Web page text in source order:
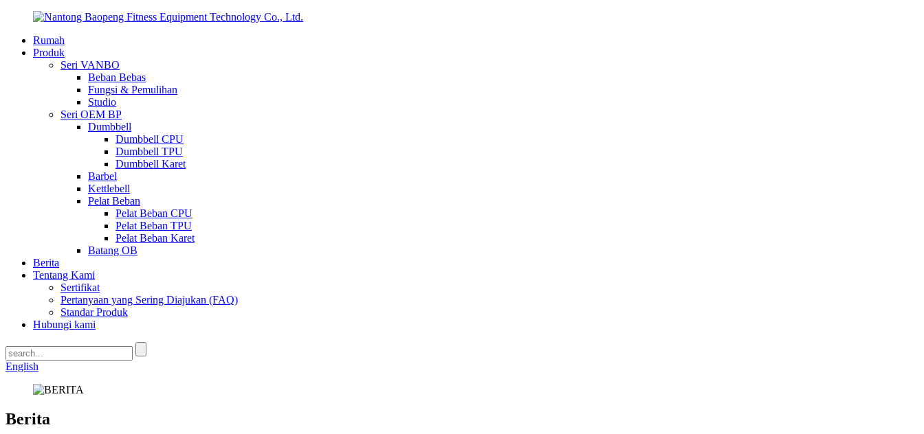
Rumah
Produk
Seri VANBO
Beban Bebas
Fungsi & Pemulihan
Studio
Seri OEM BP
Dumbbell
Dumbbell CPU
Dumbbell TPU
Dumbbell Karet
Barbel
Kettlebell
Pelat Beban
Pelat Beban CPU
Pelat Beban TPU
Pelat Beban Karet
Batang OB
Berita
Tentang Kami
Sertifikat
Pertanyaan yang Sering Diajukan (FAQ)
Standar Produk
Hubungi kami
English
Berita